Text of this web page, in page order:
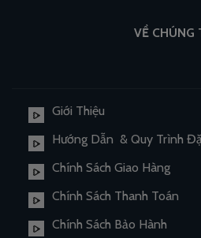
VỀ CHÚNG
Giới Thiệu
Hướng Dẫn & Quy Trình
Chính Sách Giao Hàng
Chính Sách Thanh Toán
Chính Sách Bảo Hành